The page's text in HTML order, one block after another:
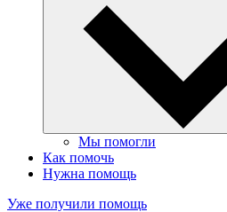
Мы помогли
Как помочь
Нужна помощь
Уже получили помощь